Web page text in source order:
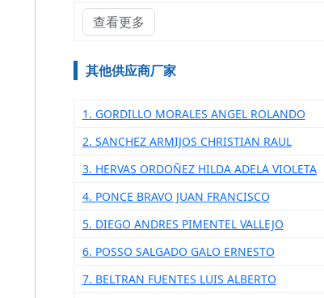
查看更多
其他供应商厂家
1. GORDILLO MORALES ANGEL ROLANDO
2. SANCHEZ ARMIJOS CHRISTIAN RAUL
3. HERVAS ORDOÑEZ HILDA ADELA VIOLETA
4. PONCE BRAVO JUAN FRANCISCO
5. DIEGO ANDRES PIMENTEL VALLEJO
6. POSSO SALGADO GALO ERNESTO
7. BELTRAN FUENTES LUIS ALBERTO